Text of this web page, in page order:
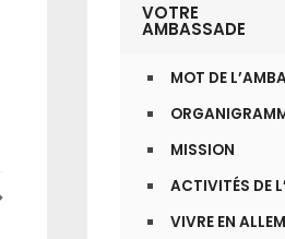
VOTRE
AMBASSADE
MOT DE
MISSION
ACTIVITÉS DE
VIVRE EN